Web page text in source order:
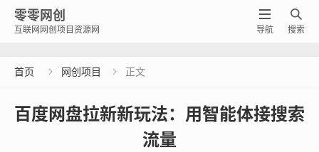
零零网创
互联网网创项目资源网

搜索

导航
首页  网创项目  正文
百度网盘拉新新玩法：用智能体接搜索
流量